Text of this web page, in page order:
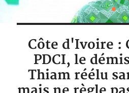
Côte d'Ivoire :
PDCI, le
Thiam réélu